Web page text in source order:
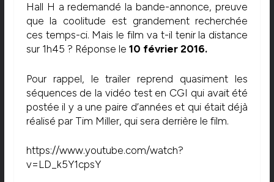
Hall H a redemandé la bande-annonce, preuve
que la coolitude est grandement recherchée
ces temps-ci. Mais le film va t-il tenir la distance
sur 1h45 ? Réponse le 10 février 2016.
Pour rappel, le trailer reprend quasiment les
séquences de la vidéo test en CGI qui avait été
postée il y a une paire d’années et qui était déjà
réalisé par Tim Miller, qui sera derrière le film.
https://www.youtube.com/watch?
v=LD_k5Y1cpsY